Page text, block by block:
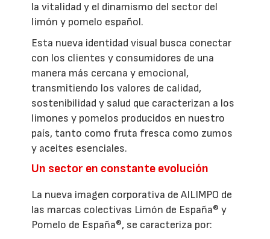
la vitalidad y el dinamismo del sector del
limón y pomelo español.
Esta nueva identidad visual busca conectar
con los clientes y consumidores de una
manera más cercana y emocional,
transmitiendo los valores de calidad,
sostenibilidad y salud que caracterizan a los
limones y pomelos producidos en nuestro
país, tanto como fruta fresca como zumos
y aceites esenciales.
Un sector en constante evolución
La nueva imagen corporativa de AILIMPO de
las marcas colectivas Limón de España® y
Pomelo de España®, se caracteriza por: